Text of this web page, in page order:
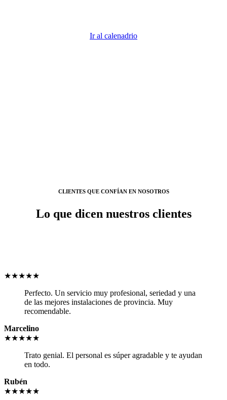
Ir al calenadrio
CLIENTES QUE CONFÍAN EN NOSOTROS
Lo que dicen nuestros clientes
★★★★★
Perfecto. Un servicio muy profesional, seriedad y una
de las mejores instalaciones de provincia. Muy
recomendable.
Marcelino
★★★★★
Trato genial. El personal es súper agradable y te ayudan
en todo.
Rubén
★★★★★